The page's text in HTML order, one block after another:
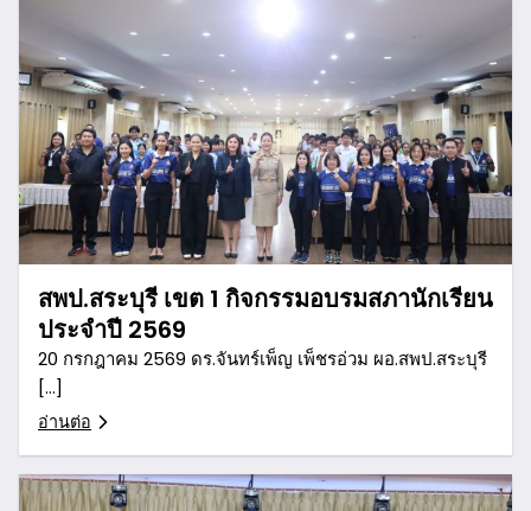
สพป.สระบุรี เขต 1 กิจกรรมอบรมสภานักเรียน
ประจำปี 2569
20 กรกฎาคม 2569 ดร.จันทร์เพ็ญ เพ็ชรอ่วม ผอ.สพป.สระบุรี
[…]
อ่านต่อ